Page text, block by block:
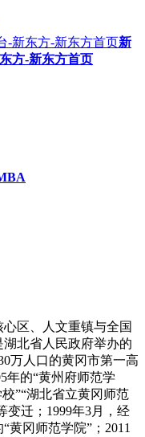
新
方-新东方首页
区、人文重镇与全国
北省人民政府举办的
万人口的黄冈市第一高
年的“黄州府师范学
”“湖北省立黄冈师范
变迁；1999年3月，经
黄冈师范学院”；2011